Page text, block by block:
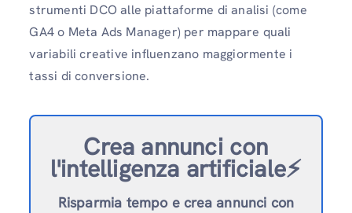
strumenti DCO alle piattaforme di analisi (come
GA4 o Meta Ads Manager) per mappare quali
variabili creative influenzano maggiormente i
tassi di conversione.
Crea annunci con
l'intelligenza artificiale⚡️
Risparmia tempo e crea annunci con